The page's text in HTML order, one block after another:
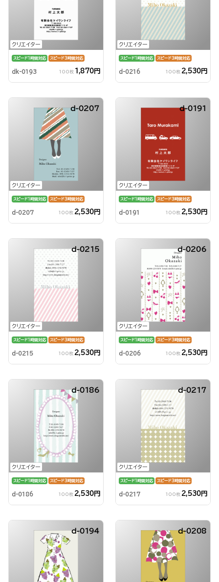
クリエイター
スピード1時間対応 スピード3時間対応
dk-0193 100枚 1,870円
クリエイター
スピード1時間対応 スピード3時間対応
d-0216 100枚 2,530円
クリエイター
d-0207
スピード1時間対応 スピード3時間対応
d-0207 100枚 2,530円
クリエイター
d-0191
スピード1時間対応 スピード3時間対応
d-0191 100枚 2,530円
クリエイター
d-0215
スピード1時間対応 スピード3時間対応
d-0215 100枚 2,530円
クリエイター
d-0206
スピード1時間対応 スピード3時間対応
d-0206 100枚 2,530円
クリエイター
d-0186
スピード1時間対応 スピード3時間対応
d-0186 100枚 2,530円
クリエイター
d-0217
スピード1時間対応 スピード3時間対応
d-0217 100枚 2,530円
d-0194 d-0208